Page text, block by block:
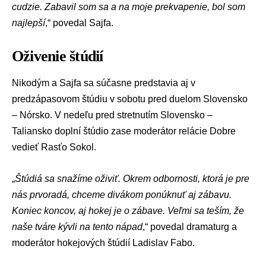
cudzie. Zabavil som sa a na moje prekvapenie, bol som
najlepší,“ povedal Sajfa.
Oživenie štúdií
Nikodým a Sajfa sa súčasne predstavia aj v
predzápasovom štúdiu v sobotu pred duelom Slovensko
– Nórsko. V nedeľu pred stretnutím Slovensko –
Taliansko doplní štúdio zase moderátor relácie Dobre
vedieť Rasťo Sokol.
„Štúdiá sa snažíme oživiť. Okrem odbornosti, ktorá je pre
nás prvoradá, chceme divákom ponúknuť aj zábavu.
Koniec koncov, aj hokej je o zábave. Veľmi sa teším, že
naše tváre kývli na tento nápad,“ povedal dramaturg a
moderátor hokejových štúdií Ladislav Fabo.